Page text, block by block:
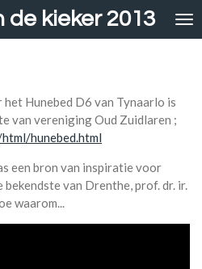
de kieker 2013
Hunebed D6 van Tynaarlo is
van vereniging Oud Zuidlaren ;
hunebed.html
een bron van inspiratie voor
bekendste van Drenthe, prof. dr. ir.
waarom...